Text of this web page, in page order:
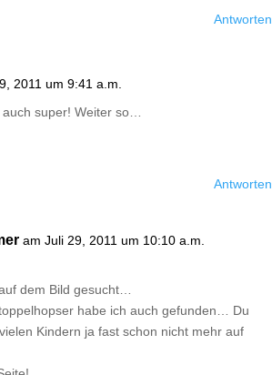
Antworten
2011 um 9:41 a.m.
super! Weiter so…
Antworten
am Juli 29, 2011 um 10:10 a.m.
dem Bild gesucht…
habe ich auch gefunden… Du
Kindern ja fast schon nicht mehr auf